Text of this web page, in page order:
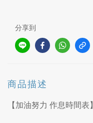
分享到
商品描述
【加油努力 作息時間表】